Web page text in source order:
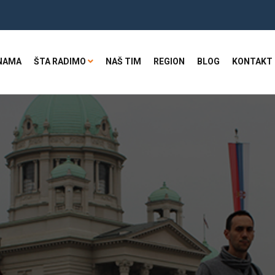
ŠTA RADIMO NAŠ TIM REGION BLOG KONTAKT